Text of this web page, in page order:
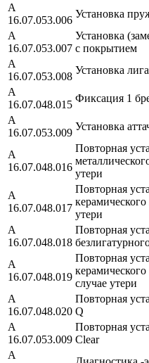
А
16.07.053.006
Установка
А
16.07.053.007
Установка
с покрытием
А
16.07.053.008
Установка
А
16.07.048.015
Фиксация 1
А
16.07.053.009
Установка
А
16.07.048.016
Повторная
утери
А
16.07.048.017
Повторная
утери
А
16.07.048.018
Повторная
А
16.07.048.019
Повторная
случае утери
А
16.07.048.020
Повторная
Q
А
16.07.053.009
Повторная
Clear
А